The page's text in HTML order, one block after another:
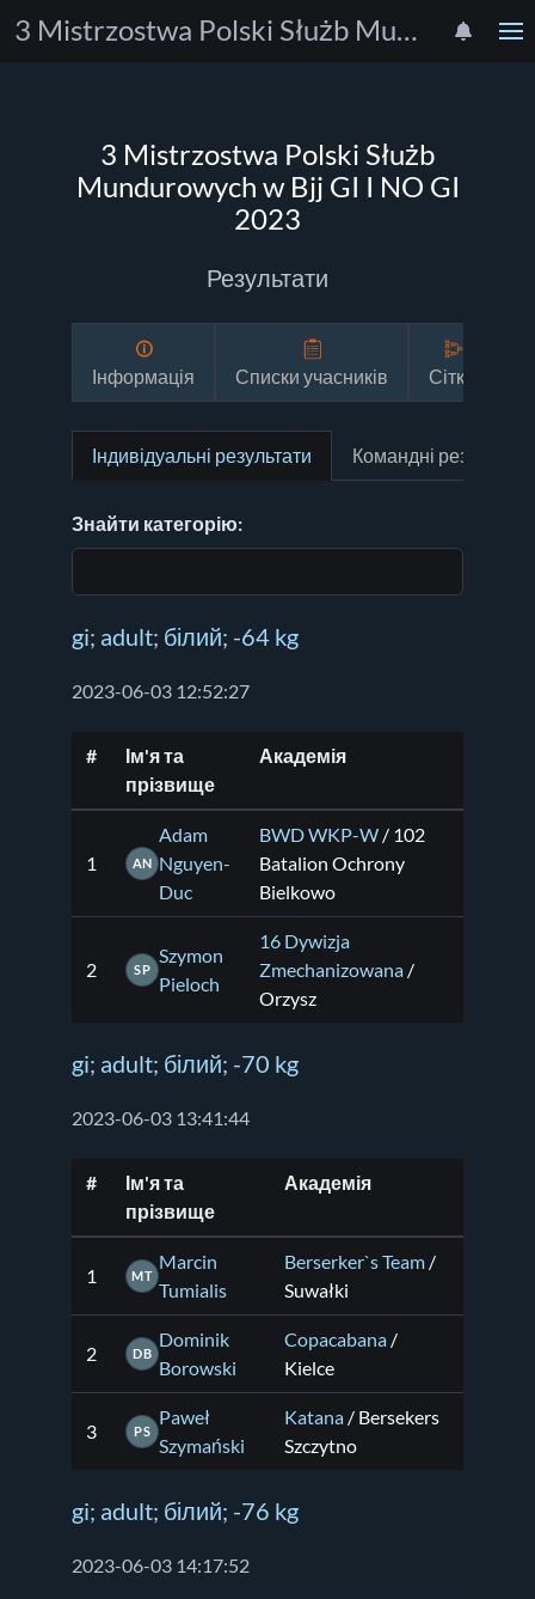
3 Mistrzostwa Polski Służb Mundurowych w Bjj GI I NO GI 2023
3 Mistrzostwa Polski Służb
Mundurowych w Bjj GI I NO GI
2023
Результати
Інформація Списки учасників Сітки
Індивідуальні результати Командні результати
Знайти категорію:
gi; adult; білий; -64 kg
2023-06-03 12:52:27
#
Ім'я та
прізвище
Академія
1 AN
Adam
Nguyen-
Duc
BWD WKP-W / 102
Batalion Ochrony
Bielkowo
2 SP
Szymon
Pieloch
16 Dywizja
Zmechanizowana /
Orzysz
gi; adult; білий; -70 kg
2023-06-03 13:41:44
#
Ім'я та
прізвище
Академія
1 MT
Marcin
Tumialis
Berserker`s Team /
Suwałki
2 DB
Dominik
Borowski
Copacabana /
Kielce
3 PS
Paweł
Szymański
Katana / Bersekers
Szczytno
gi; adult; білий; -76 kg
2023-06-03 14:17:52